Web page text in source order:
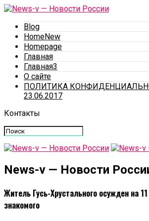
Blog
HomeNew
Homepage
Главная
Главная3
О сайте
ПОЛИТИКА
23.06.2017
Контакты
News-v — Новости
Житель Гусь-Хрустального осужден на
знакомого